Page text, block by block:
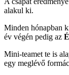
alakul ki.
Minden hónapban
év végén pedig az
Mini-teamet te is
egy meglévő